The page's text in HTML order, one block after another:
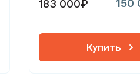
183 000₽ 150
Купить